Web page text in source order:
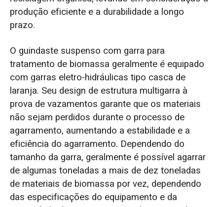
produção eficiente e a durabilidade a longo
prazo.
O guindaste suspenso com garra para
tratamento de biomassa geralmente é equipado
com garras eletro-hidráulicas tipo casca de
laranja. Seu design de estrutura multigarra à
prova de vazamentos garante que os materiais
não sejam perdidos durante o processo de
agarramento, aumentando a estabilidade e a
eficiência do agarramento. Dependendo do
tamanho da garra, geralmente é possível agarrar
de algumas toneladas a mais de dez toneladas
de materiais de biomassa por vez, dependendo
das especificações do equipamento e da